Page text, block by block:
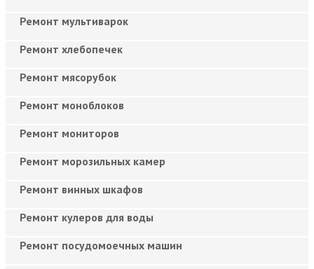
Ремонт мультиварок
Ремонт хлебопечек
Ремонт мясорубок
Ремонт моноблоков
Ремонт мониторов
Ремонт морозильных камер
Ремонт винных шкафов
Ремонт кулеров для воды
Ремонт посудомоечных машин